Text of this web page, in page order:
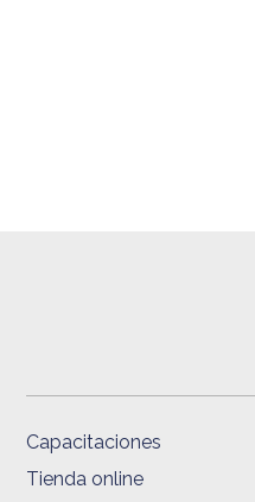
Capacitaciones
Tienda online